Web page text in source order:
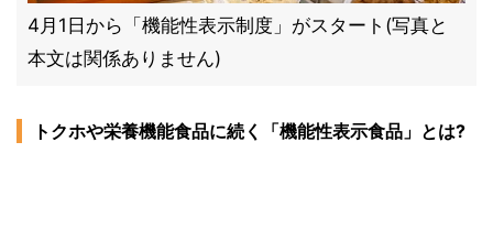
4月1日から「機能性表示制度」がスタート(写真と
本文は関係ありません)
トクホや栄養機能食品に続く「機能性表示食品」とは?